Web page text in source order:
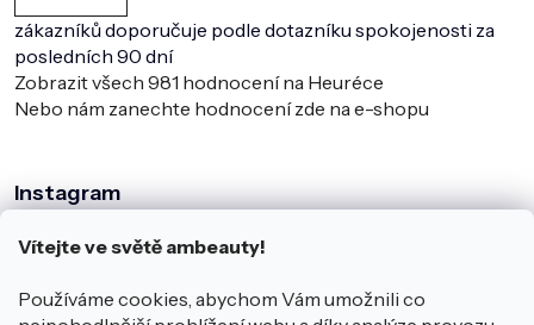
Vítejte ve světě ambeauty!
Používáme cookies, abychom Vám umožnili co
zákazníků doporučuje podle dotazníku spokojenosti za
posledních 90 dní
Zobrazit všech 981 hodnocení na Heuréce
Nebo nám zanechte hodnocení zde na e-shopu
Instagram